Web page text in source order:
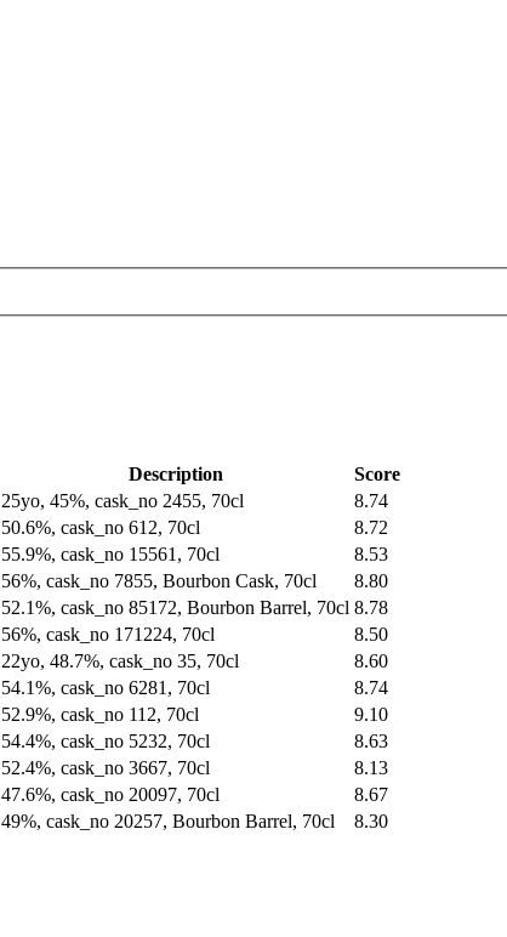
Description
Score
25yo, 45%, cask_no 2455, 70cl
8.74
50.6%, cask_no 612, 70cl
8.72
55.9%, cask_no 15561, 70cl
8.53
56%, cask_no 7855, Bourbon Cask, 70cl
8.80
52.1%, cask_no 85172, Bourbon Barrel, 70cl 8.78
56%, cask_no 171224, 70cl
8.50
22yo, 48.7%, cask_no 35, 70cl
8.60
54.1%, cask_no 6281, 70cl
8.74
52.9%, cask_no 112, 70cl
9.10
54.4%, cask_no 5232, 70cl
8.63
52.4%, cask_no 3667, 70cl
8.13
47.6%, cask_no 20097, 70cl
8.67
49%, cask_no 20257, Bourbon Barrel, 70cl 8.30